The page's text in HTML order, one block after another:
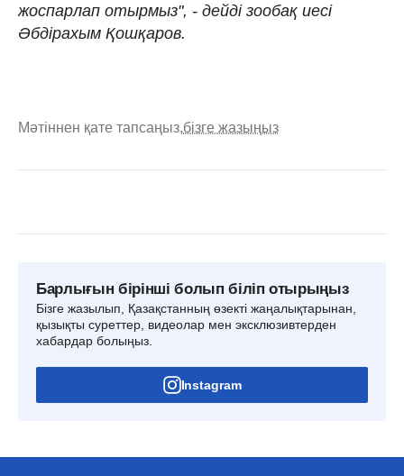
жоспарлап отырмыз", - дейді зообақ иесі
Әбдірахым Қошқаров.
Мәтіннен қате тапсаңыз,бізге жазыңыз
Барлығын бірінші болып біліп отырыңыз
Бізге жазылып, Қазақстанның өзекті жаңалықтарынан,
қызықты суреттер, видеолар мен эксклюзивтерден
хабардар болыңыз.
Instagram